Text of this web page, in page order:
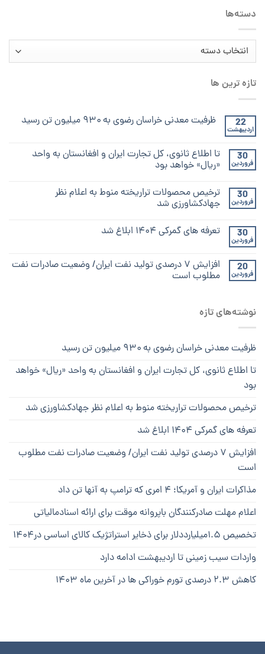
دسته‌ها
تازه ترین ها
22
اردیبهشت
ظرفیت معدنی خراسان رضوی به ۹۳۰ میلیون تن رسید
30
فروردین
تا اطلاع ثانوی، کل تجارت ایران و افغانستان به واحد
«ریال» خواهد بود
30
فروردین
ترخیص محصولات تراریخته منوط به اعلام نظر
جهادکشاورزی شد
30
فروردین
تعرفه های گمرکی ۱۴۰۴ ابلاغ شد
20
فروردین
افزایش ۷ درصدی تولید نفت ایران/ وضعیت صادرات نفت
مطلوب است
نوشته‌های تازه
ظرفیت معدنی خراسان رضوی به ۹۳۰ میلیون تن رسید
تا اطلاع ثانوی، کل تجارت ایران و افغانستان به واحد «ریال» خواهد
بود
ترخیص محصولات تراریخته منوط به اعلام نظر جهادکشاورزی شد
تعرفه های گمرکی ۱۴۰۴ ابلاغ شد
افزایش ۷ درصدی تولید نفت ایران/ وضعیت صادرات نفت مطلوب
است
مذاکرات ایران و آمریکا؛ ۴ امری که ترامپ به آنها تن داد
اعلام مهلت صادرکنندگان باپروانه موقت برای ارائه اسنادمالیاتی
تخصیص ۱.۵میلیارددلار برای ذخایر استراتژیک کالای اساسی در۱۴۰۴
واردات سیب زمینی تا اردیبهشت ادامه دارد
کاهش ۲.۳ درصدی تورم خوراکی ها در آخرین ماه ۱۴۰۳